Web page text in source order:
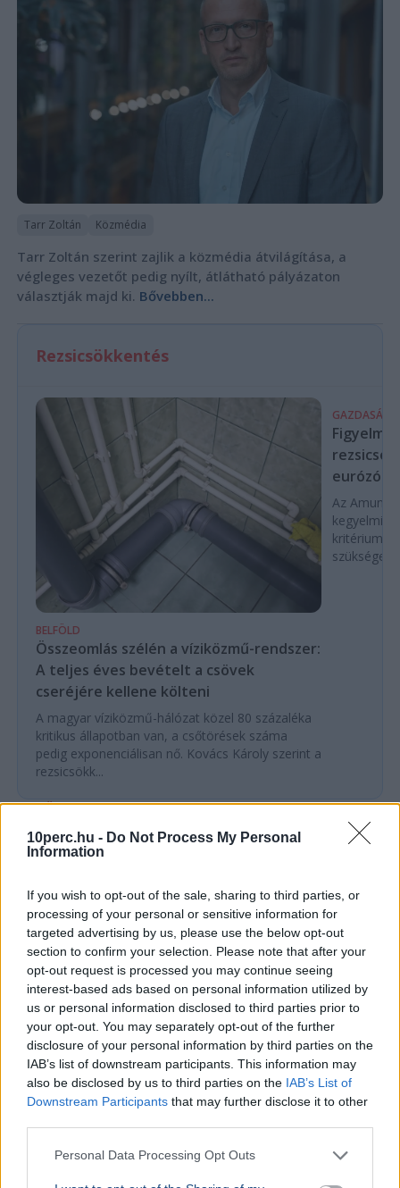
10perc.hu - Do Not Process My Personal
Information
If you wish to opt-out of the sale, sharing to third parties, or
processing of your personal or sensitive information for
targeted advertising by us, please use the below opt-out
section to confirm your selection. Please note that after your
opt-out request is processed you may continue seeing
interest-based ads based on personal information utilized by
us or personal information disclosed to third parties prior to
your opt-out. You may separately opt-out of the further
disclosure of your personal information by third parties on the
IAB’s list of downstream participants. This information may
also be disclosed by us to third parties on the IAB’s List of
Downstream Participants that may further disclose it to other
Personal Data Processing Opt Outs
Tarr Zoltán Közmédia
Tarr Zoltán szerint zajlik a közmédia átvilágítása, a
végleges vezetőt pedig nyílt, átlátható pályázaton
választják majd ki. Bővebben...
Rezsicsökkentés
BELFÖLD
Összeomlás szélén a víziközmű-rendszer:
A teljes éves bevételt a csövek
cseréjére kellene költeni
A magyar víziközmű-hálózat közel 80 százaléka
kritikus állapotban van, a csőtörések száma
pedig exponenciálisan nő. Kovács Károly szerint a
rezsicsökk...
GAZDASÁG
Az Amundi
kegyelmi
BELFÖLD 2026. augusztus 7.
Hornok Miklós is esélyes Lázár János
utódjának